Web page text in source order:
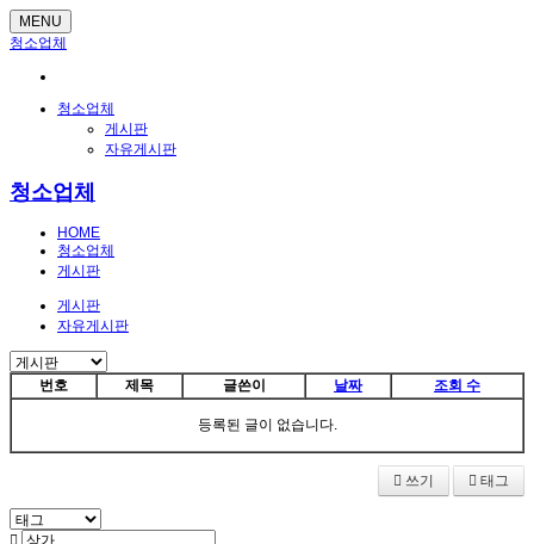
MENU
청소업체
청소업체
게시판
자유게시판
청소업체
HOME
청소업체
게시판
게시판
자유게시판
번호 제목 글쓴이 날짜 조회 수
등록된 글이 없습니다.
쓰기 태그